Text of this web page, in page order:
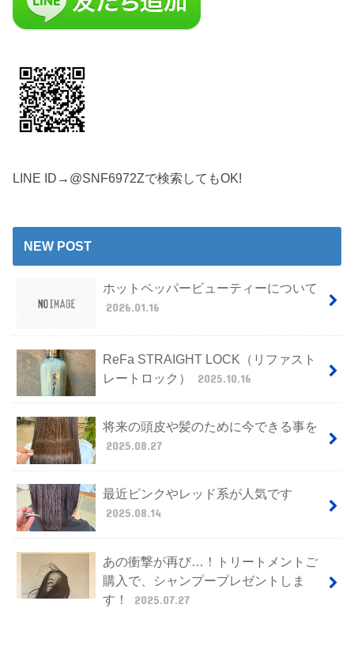
LINE ID→@SNF6972Zで検索してもOK!
NEW POST
ホットペッパービューティーについて
2026.01.16
ReFa STRAIGHT LOCK（リファスト
レートロック）
2025.10.16
将来の頭皮や髪のために今できる事を
2025.08.27
最近ピンクやレッド系が人気です
2025.08.14
あの衝撃が再び…！トリートメントご
購入で、シャンプープレゼントしま
す！
2025.07.27